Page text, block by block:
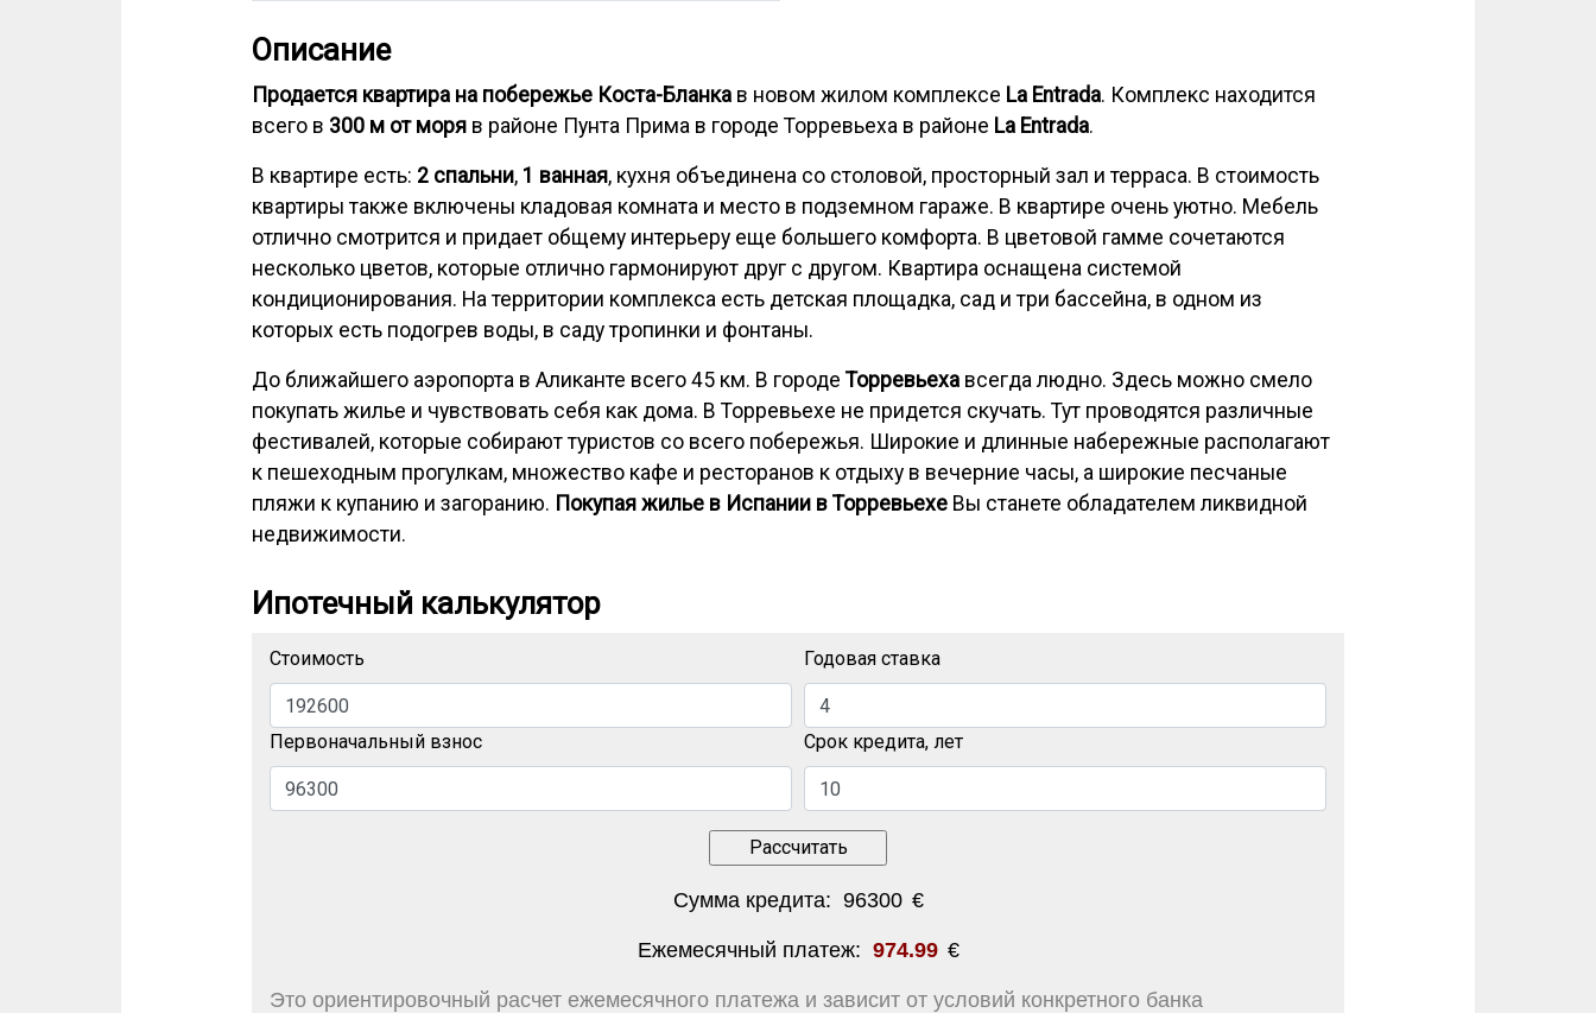
Описание
Продается квартира на побережье Коста-Бланка в новом жилом комплексе La Entrada. Комплекс находится
всего в 300 м от моря в районе Пунта Прима в городе Торревьеха в районе La Entrada.
В квартире есть: 2 спальни, 1 ванная, кухня объединена со столовой, просторный зал и терраса. В стоимость
квартиры также включены кладовая комната и место в подземном гараже. В квартире очень уютно. Мебель
отлично смотрится и придает общему интерьеру еще большего комфорта. В цветовой гамме сочетаются
несколько цветов, которые отлично гармонируют друг с другом. Квартира оснащена системой
кондиционирования. На территории комплекса есть детская площадка, сад и три бассейна, в одном из
которых есть подогрев воды, в саду тропинки и фонтаны.
До ближайшего аэропорта в Аликанте всего 45 км. В городе Торревьеха всегда людно. Здесь можно смело
покупать жилье и чувствовать себя как дома. В Торревьехе не придется скучать. Тут проводятся различные
фестивалей, которые собирают туристов со всего побережья. Широкие и длинные набережные располагают
к пешеходным прогулкам, множество кафе и ресторанов к отдыху в вечерние часы, а широкие песчаные
пляжи к купанию и загоранию. Покупая жилье в Испании в Торревьехе Вы станете обладателем ликвидной
недвижимости.
Ипотечный калькулятор
Стоимость
Первоначальный взнос
Годовая ставка
Срок кредита, лет
Сумма кредита: 96300 €
Ежемесячный платеж: 974.99 €
Это ориентировочный расчет ежемесячного платежа и зависит от условий конкретного банка